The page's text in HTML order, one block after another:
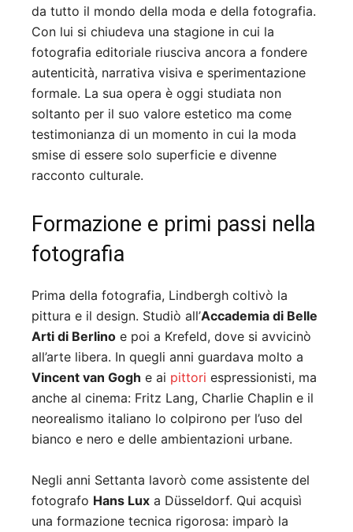
da tutto il mondo della moda e della fotografia.
Con lui si chiudeva una stagione in cui la
fotografia editoriale riusciva ancora a fondere
autenticità, narrativa visiva e sperimentazione
formale. La sua opera è oggi studiata non
soltanto per il suo valore estetico ma come
testimonianza di un momento in cui la moda
smise di essere solo superficie e divenne
racconto culturale.
Formazione e primi passi nella
fotografia
Prima della fotografia, Lindbergh coltivò la
pittura e il design. Studiò all’Accademia di Belle
Arti di Berlino e poi a Krefeld, dove si avvicinò
all’arte libera. In quegli anni guardava molto a
Vincent van Gogh e ai pittori espressionisti, ma
anche al cinema: Fritz Lang, Charlie Chaplin e il
neorealismo italiano lo colpirono per l’uso del
bianco e nero e delle ambientazioni urbane.
Negli anni Settanta lavorò come assistente del
fotografo Hans Lux a Düsseldorf. Qui acquisì
una formazione tecnica rigorosa: imparò la